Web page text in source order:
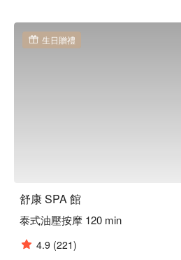
生日贈禮
舒康 SPA 館
泰式油壓按摩 120 min
4.9 (221)